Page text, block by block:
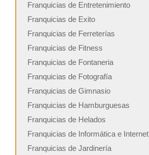
Franquicias de Entretenimiento
Franquicias de Exito
Franquicias de Ferreterías
Franquicias de Fitness
Franquicias de Fontaneria
Franquicias de Fotografía
Franquicias de Gimnasio
Franquicias de Hamburguesas
Franquicias de Helados
Franquicias de Informática e Internet
Franquicias de Jardinería